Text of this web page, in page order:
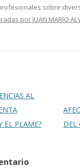
sobre
por JUAN MARIO
AL
EL PLAME?
DEL